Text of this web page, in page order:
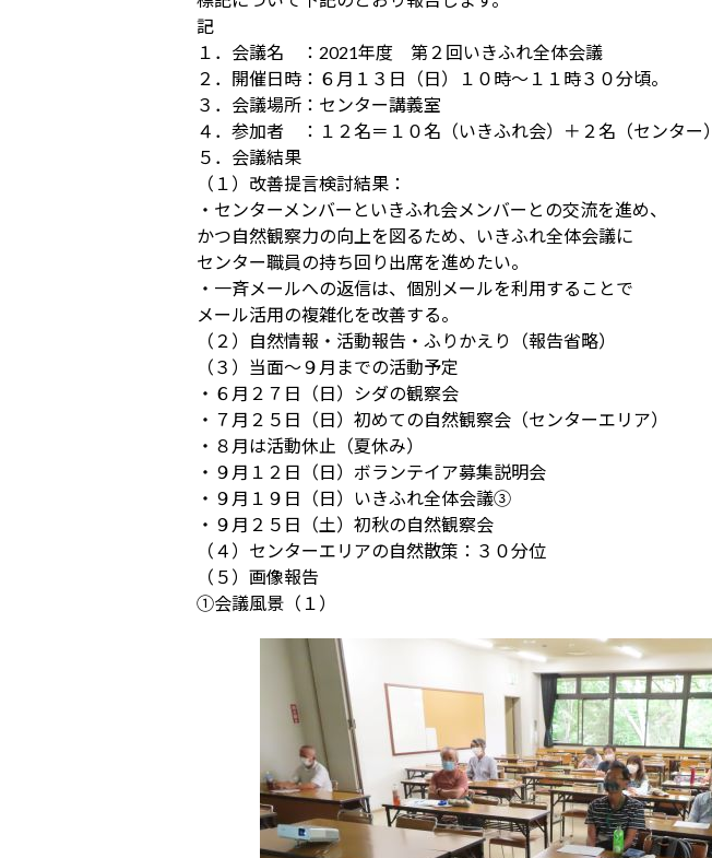
記
１．会議名 ：2021年度 第２回いきふれ全体会議
２．開催日時：６月１３日（日）１０時～１１時３０分頃。
３．会議場所：センター講義室
４．参加者 ：１２名＝１０名（いきふれ会）＋２名（センター）
５．会議結果
（１）改善提言検討結果：
・センターメンバーといきふれ会メンバーとの交流を進め、
かつ自然観察力の向上を図るため、いきふれ全体会議に
センター職員の持ち回り出席を進めたい。
・一斉メールへの返信は、個別メールを利用することで
メール活用の複雑化を改善する。
（２）自然情報・活動報告・ふりかえり（報告省略）
（３）当面～９月までの活動予定
・６月２７日（日）シダの観察会
・７月２５日（日）初めての自然観察会（センターエリア）
・８月は活動休止（夏休み）
・９月１２日（日）ボランテイア募集説明会
・９月１９日（日）いきふれ全体会議③
・９月２５日（土）初秋の自然観察会
（４）センターエリアの自然散策：３０分位
（５）画像報告
①会議風景（１）